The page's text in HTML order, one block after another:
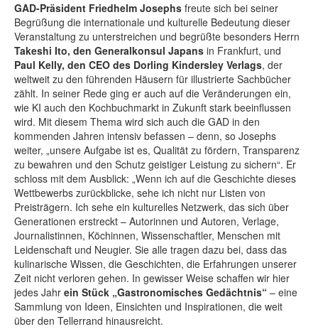
GAD-Präsident Friedhelm Josephs freute sich bei seiner
Begrüßung die internationale und kulturelle Bedeutung dieser
Veranstaltung zu unterstreichen und begrüßte besonders Herrn
Takeshi Ito, den Generalkonsul Japans in Frankfurt, und
Paul Kelly, den CEO des Dorling Kindersley Verlags, der
weltweit zu den führenden Häusern für illustrierte Sachbücher
zählt. In seiner Rede ging er auch auf die Veränderungen ein,
wie KI auch den Kochbuchmarkt in Zukunft stark beeinflussen
wird. Mit diesem Thema wird sich auch die GAD in den
kommenden Jahren intensiv befassen – denn, so Josephs
weiter, „unsere Aufgabe ist es, Qualität zu fördern, Transparenz
zu bewahren und den Schutz geistiger Leistung zu sichern“. Er
schloss mit dem Ausblick: „Wenn ich auf die Geschichte dieses
Wettbewerbs zurückblicke, sehe ich nicht nur Listen von
Preisträgern. Ich sehe ein kulturelles Netzwerk, das sich über
Generationen erstreckt – Autorinnen und Autoren, Verlage,
Journalistinnen, Köchinnen, Wissenschaftler, Menschen mit
Leidenschaft und Neugier. Sie alle tragen dazu bei, dass das
kulinarische Wissen, die Geschichten, die Erfahrungen unserer
Zeit nicht verloren gehen. In gewisser Weise schaffen wir hier
jedes Jahr ein Stück „Gastronomisches Gedächtnis“ – eine
Sammlung von Ideen, Einsichten und Inspirationen, die weit
über den Tellerrand hinausreicht.